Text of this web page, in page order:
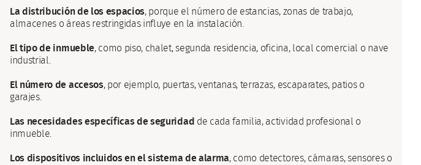
La distribución de los espacios, porque el número de estancias, zonas de trabajo,
almacenes o áreas restringidas influye en la instalación.
El tipo de inmueble, como piso, chalet, segunda residencia, oficina, local comercial o nave
industrial.
El número de accesos, por ejemplo, puertas, ventanas, terrazas, escaparates, patios o
garajes.
Las necesidades específicas de seguridad de cada familia, actividad profesional o
inmueble.
Los dispositivos incluidos en el sistema de alarma, como detectores, cámaras, sensores o